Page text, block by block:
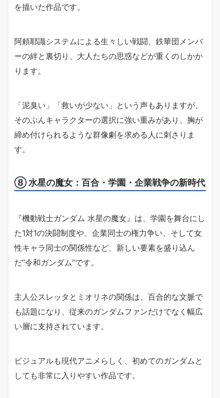
を描いた作品です。
阿頼耶識システムによる生々しい戦闘、鉄華団メンバ
ーの絆と裏切り、大人たちの思惑などが重くのしかか
ります。
「泥臭い」「救いが少ない」という声もありますが、
そのぶんキャラクターの選択に強い重みがあり、胸が
締め付けられるような群像劇を求める人に刺さりま
す。
⑧ 水星の魔女：百合・学園・企業戦争の新時代
『機動戦士ガンダム 水星の魔女』は、学園を舞台にし
た1対1の決闘制度や、企業同士の権力争い、そして女
性キャラ同士の関係性など、新しい要素を盛り込ん
だ“令和ガンダム”です。
主人公スレッタとミオリネの関係は、百合的な文脈で
も話題になり、従来のガンダムファンだけでなく幅広
い層に支持されています。
ビジュアルも現代アニメらしく、初めてのガンダムと
しても非常に入りやすい作品です。